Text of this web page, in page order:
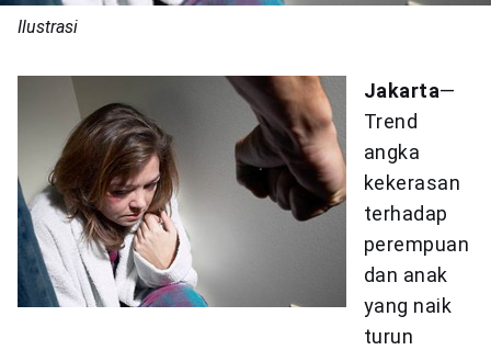
Ilustrasi
Jakarta—
Trend
angka
kekerasan
terhadap
perempuan
dan anak
yang naik
turun